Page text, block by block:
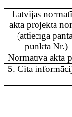
Latvijas
akta projekta
(attiecīgā
punkta Nr.)
Normatīvā akta
5. Cita